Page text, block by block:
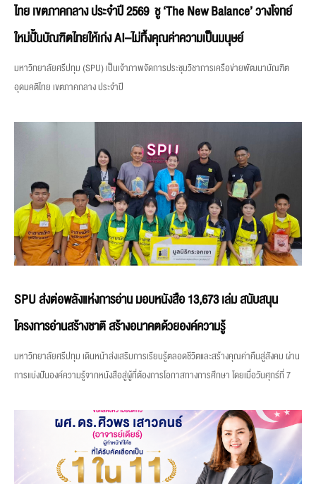
ไทย เขตภาคกลาง ประจำปี 2569 ชู ‘The New Balance’ วางโจทย์
ใหม่ปั้นบัณฑิตไทยให้เก่ง AI–ไม่ทิ้งคุณค่าความเป็นมนุษย์
มหาวิทยาลัยศรีปทุม (SPU) เป็นเจ้าภาพจัดการประชุมวิชาการเครือข่ายพัฒนาบัณฑิต
อุดมคติไทย เขตภาคกลาง ประจำปี
SPU ส่งต่อพลังแห่งการอ่าน มอบหนังสือ 13,673 เล่ม สนับสนุน
โครงการอ่านสร้างชาติ สร้างอนาคตด้วยองค์ความรู้
มหาวิทยาลัยศรีปทุม เดินหน้าส่งเสริมการเรียนรู้ตลอดชีวิตและสร้างคุณค่าคืนสู่สังคม ผ่าน
การแบ่งปันองค์ความรู้จากหนังสือสู่ผู้ที่ต้องการโอกาสทางการศึกษา โดยเมื่อวันศุกร์ที่ 7